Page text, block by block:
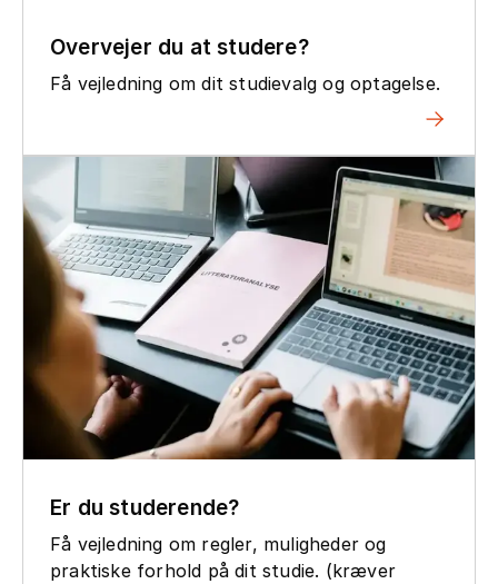
Overvejer du at studere?
Få vejledning om dit studievalg og optagelse.
Er du studerende?
Få vejledning om regler, muligheder og
praktiske forhold på dit studie. (kræver